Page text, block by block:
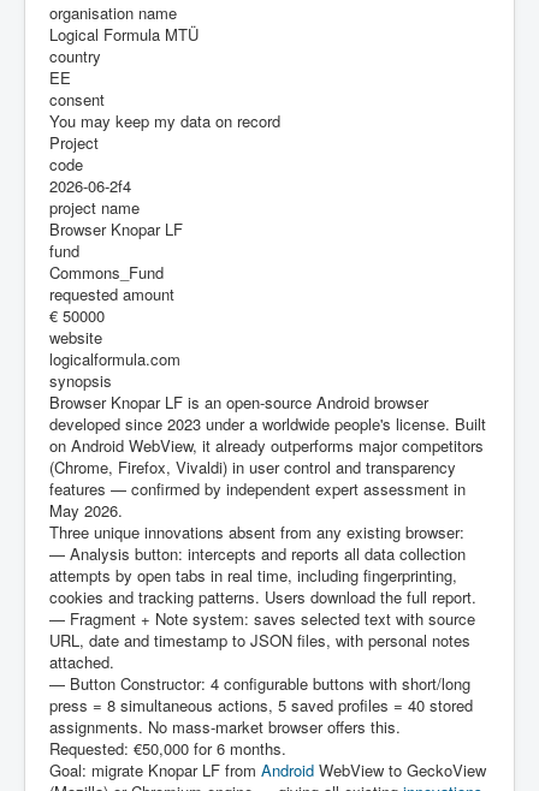
organisation name
Logical Formula MTÜ
country
EE
consent
You may keep my data on record
Project
code
2026-06-2f4
project name
Browser Knopar LF
fund
Commons_Fund
requested amount
€ 50000
website
logicalformula.com
synopsis
Browser Knopar LF is an open-source Android browser
developed since 2023 under a worldwide people's license. Built
on Android WebView, it already outperforms major competitors
(Chrome, Firefox, Vivaldi) in user control and transparency
features — confirmed by independent expert assessment in
May 2026.
Three unique innovations absent from any existing browser:
— Analysis button: intercepts and reports all data collection
attempts by open tabs in real time, including fingerprinting,
cookies and tracking patterns. Users download the full report.
— Fragment + Note system: saves selected text with source
URL, date and timestamp to JSON files, with personal notes
attached.
— Button Constructor: 4 configurable buttons with short/long
press = 8 simultaneous actions, 5 saved profiles = 40 stored
assignments. No mass-market browser offers this.
Requested: €50,000 for 6 months.
Goal: migrate Knopar LF from Android WebView to GeckoView